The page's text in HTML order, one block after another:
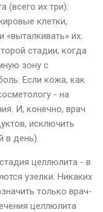
(всего их три):
клетки,
«выталкивать» их.
стадии, когда
зону с
Если кожа, как
- на
И, конечно, врач
исключить
в день).
целлюлита - в
узелки. Никаких
только врач-
целлюлита